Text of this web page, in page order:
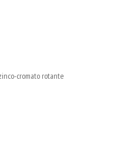
cromato rotante